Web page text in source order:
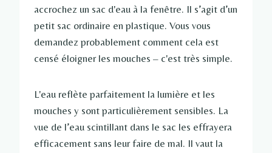
accrochez un sac d'eau à la fenêtre. Il s’agit d’un
petit sac ordinaire en plastique. Vous vous
demandez probablement comment cela est
censé éloigner les mouches – c'est très simple.
L'eau reflète parfaitement la lumière et les
mouches y sont particulièrement sensibles. La
vue de l’eau scintillant dans le sac les effrayera
efficacement sans leur faire de mal. Il vaut la